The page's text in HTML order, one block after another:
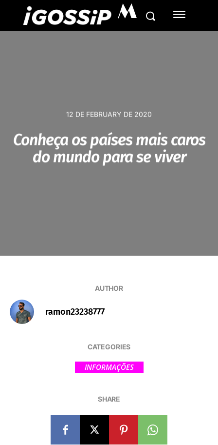
M
12 DE FEBRUARY DE 2020
Conheça os países mais caros
do mundo para se viver
AUTHOR
ramon23238777
CATEGORIES
INFORMAÇÕES
SHARE